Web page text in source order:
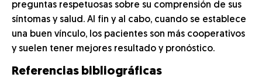
preguntas respetuosas sobre su comprensión de sus
síntomas y salud. Al fin y al cabo, cuando se establece
una buen vínculo, los pacientes son más cooperativos
y suelen tener mejores resultado y pronóstico.
Referencias bibliográficas